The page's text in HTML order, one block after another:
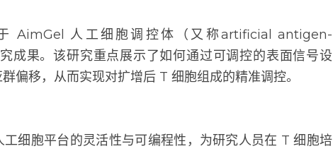
人工细胞调控体（又称artificial antigen-presenting
点展示了如何通过可调控的表面信号设计，引导 T 细胞
扩增后 T 细胞组成的精准调控。
细胞平台的灵活性与可编程性，为研究人员在 T 细胞培养